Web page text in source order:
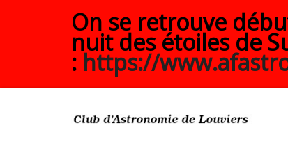
On se retrouve
nuit des étoiles de
: https://